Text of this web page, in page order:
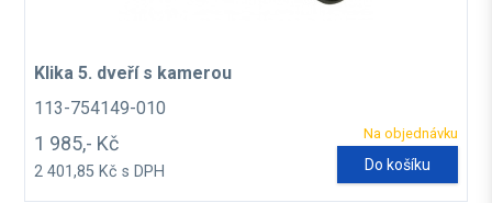
Klika 5. dveří s kamerou
113-754149-010
Na objednávku
1 985,- Kč
2 401,85 Kč s DPH Do košíku